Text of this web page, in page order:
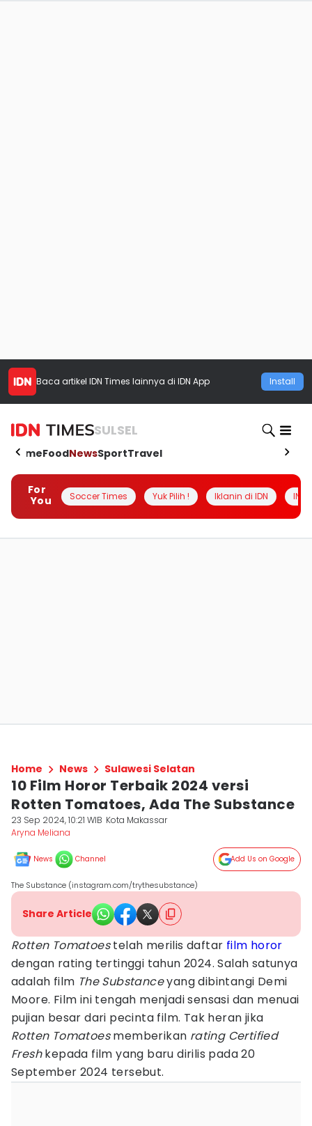
Baca artikel IDN Times lainnya di IDN App Install
SULSEL
HomeFoodNewsSportTravel
For
You
Soccer Times Yuk Pilih ! Iklanin di IDN
Home News Sulawesi Selatan
10 Film Horor Terbaik 2024 versi
Rotten Tomatoes, Ada The Substance
23 Sep 2024, 10:21 WIB Kota Makassar
Aryna Meliana
News Channel Add Us on Google
The Substance (instagram.com/trythesubstance)
Share Article
Rotten Tomatoestelah merilis daftar film horor
dengan rating tertinggi tahun 2024. Salah satunya
adalah film The Substanceyang dibintangi Demi
Moore. Film ini tengah menjadi sensasi dan menuai
pujian besar dari pecinta film. Tak heran jika
Rotten Tomatoesmemberikan rating Certified
Freshkepada film yang baru dirilis pada 20
September 2024 tersebut.